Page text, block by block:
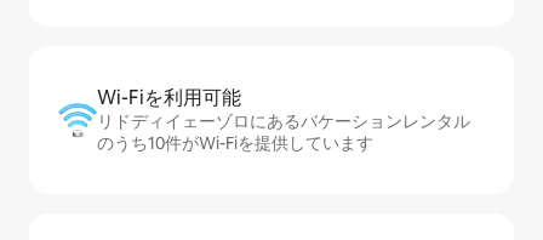
Wi-Fiを利⁠用⁠可⁠能
リドディイェーゾロにあるバケーションレンタル
のうち10件がWi-Fiを提供しています